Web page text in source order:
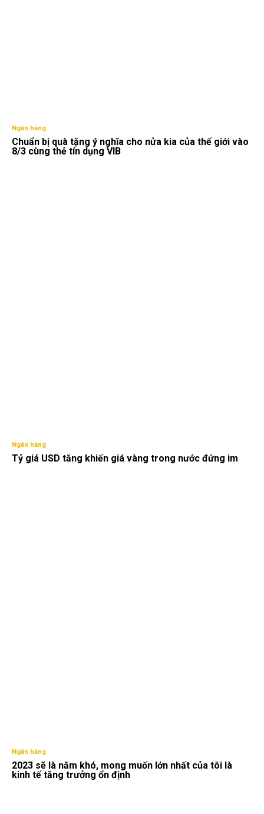
Ngân hàng
Chuẩn bị quà tặng ý nghĩa cho nửa kia của thế giới vào
8/3 cùng thẻ tín dụng VIB
Ngân hàng
Tỷ giá USD tăng khiến giá vàng trong nước đứng im
Ngân hàng
2023 sẽ là năm khó, mong muốn lớn nhất của tôi là
kinh tế tăng trưởng ổn định